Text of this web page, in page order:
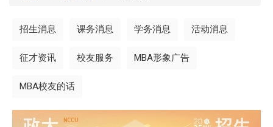
招生消息 课务消息 学务消息 活动消息
征才资讯 校友服务 MBA形象广告
MBA校友的话